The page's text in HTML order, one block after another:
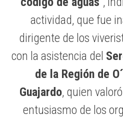
actividad, que fue
dirigente de los
con la asistencia del
de la Región de
Guajardo, quien
entusiasmo de los